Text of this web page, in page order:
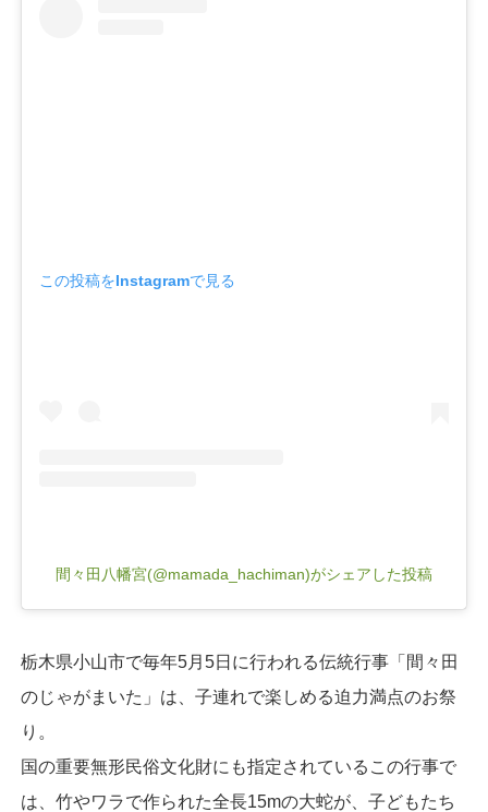
この投稿をInstagramで見る
間々田八幡宮(@mamada_hachiman)がシェアした投稿
栃木県小山市で毎年5月5日に行われる伝統行事「間々田
のじゃがまいた」は、子連れで楽しめる迫力満点のお祭
り。
国の重要無形民俗文化財にも指定されているこの行事で
は、竹やワラで作られた全長15mの大蛇が、子どもたち